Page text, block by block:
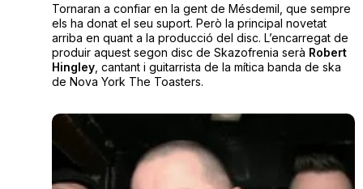
Tornaran a confiar en la gent de Mésdemil, que sempre
els ha donat el seu suport. Però la principal novetat
arriba en quant a la producció del disc. L’encarregat de
produir aquest segon disc de Skazofrenia serà Robert
Hingley, cantant i guitarrista de la mítica banda de ska
de Nova York The Toasters.